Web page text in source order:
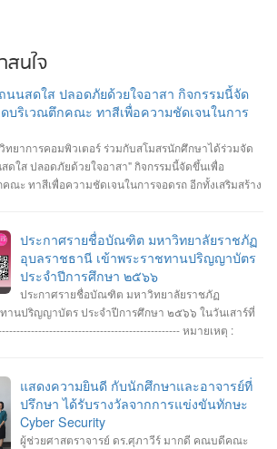
นใจ
นนสดใส ปลอดภัยด้วยใจอาสา กิจกรรมนี้จัด
บริเวณตึกคณะ ทาสีเพื่อความชัดเจนในการ
ยาการคอมพิวเตอร์ ร่วมกับสโมสรนักศึกษาได้ร่วมจัด
ดใส ปลอดภัยด้วยใจอาสา" กิจกรรมนี้จัดขึ้นเพื่อ
ะ ทาสีเพื่อความชัดเจนในการจอดรถ อีกทั้งเสริมสร้าง
ประกาศรายชื่อบัณฑิต มหาวิทยาลัยราชภัฏ
อุบลราชธานี เข้าพระราชทานปริญญาบัตร
ประจำปีการศึกษา ๒๕๖๖
ประกาศรายชื่อบัณฑิต มหาวิทยาลัยราชภัฏ
านปริญญาบัตร ประจำปีการศึกษา ๒๕๖๖ ในวันเสาร์ที่
หมายเหตุ :
แสดงความยินดี กับนักศึกษาและอาจารย์ที่
ปรึกษา ได้รับรางวัลจากการแข่งขันทักษะ
Cyber Security
ผู้ช่วยศาสตราจารย์ ดร.ศุภาวีร์ มากดี คณบดีคณะ